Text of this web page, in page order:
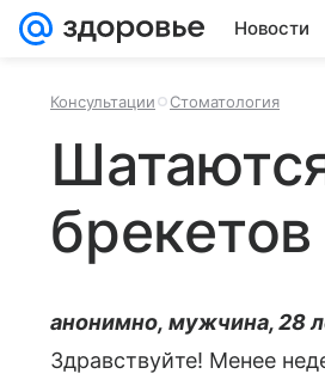
Новости
Консультации Стоматология
брекетов
анонимно, мужчина, 28
Здравствуйте! Менее